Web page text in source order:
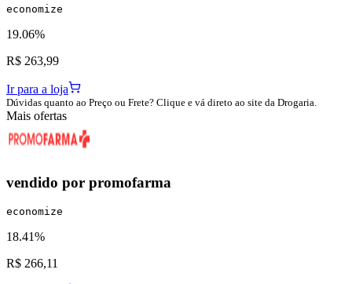
economize
19.06%
R$ 263,99
Ir para a loja
Dúvidas quanto ao Preço ou Frete? Clique e vá direto ao site da Drogaria.
Mais ofertas
vendido por promofarma
economize
18.41%
R$ 266,11